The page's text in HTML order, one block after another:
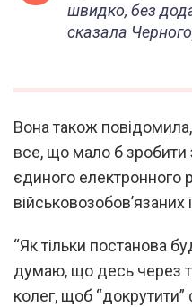
швидко, без
сказала
Вона також
все, що мало б зробити
єдиного електронного
військовозобов’язаних
“Як тільки постанова
думаю, що десь через
колег, щоб “докрутити”